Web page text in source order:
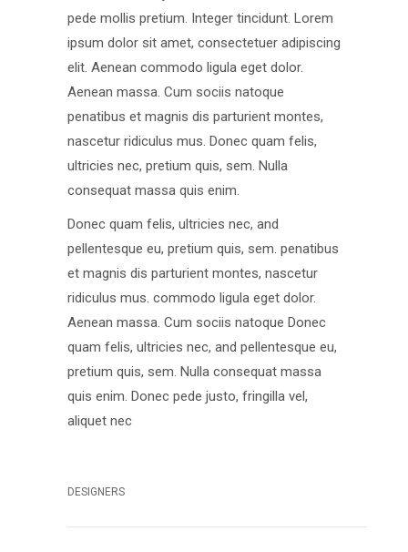
pede mollis pretium. Integer tincidunt. Lorem
ipsum dolor sit amet, consectetuer adipiscing
elit. Aenean commodo ligula eget dolor.
Aenean massa. Cum sociis natoque
penatibus et magnis dis parturient montes,
nascetur ridiculus mus. Donec quam felis,
ultricies nec, pretium quis, sem. Nulla
consequat massa quis enim.
Donec quam felis, ultricies nec, and
pellentesque eu, pretium quis, sem. penatibus
et magnis dis parturient montes, nascetur
ridiculus mus. commodo ligula eget dolor.
Aenean massa. Cum sociis natoque Donec
quam felis, ultricies nec, and pellentesque eu,
pretium quis, sem. Nulla consequat massa
quis enim. Donec pede justo, fringilla vel,
aliquet nec
DESIGNERS